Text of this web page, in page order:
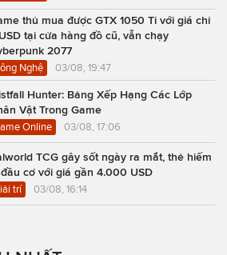
thủ mua được GTX 1050 Ti với giá chỉ
tại cửa hàng đồ cũ, vẫn chạy
2077
Nghệ 03/08, 19:47
Hunter: Bảng Xếp Hạng Các Lớp
Vật Trong Game
Online 03/08, 17:06
TCG gây sốt ngày ra mắt, thẻ hiếm
cơ với giá gần 4.000 USD
trí 03/08, 16:14